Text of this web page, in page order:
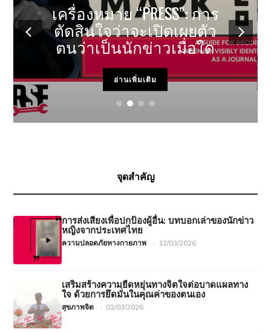
เครื่องหมาย “PRESS”: การ
ตัดสินใจว่าจะเปิดเผยตัว
ตนว่าเป็นนักข่าวเมื่อใด
อ่านเพิ่มเติม
จุดสำคัญ
การส่งเสียงเพื่อปกป้องผู้อื่น: บทบอกเล่าของนักข่าว
หญิงจากประเทศไทย
ความปลอดภัยทางกายภาพ · 12/03/2026
เสริมสร้างความยืดหยุ่นทางจิตใจต่อบาดแผลทาง
ใจ ด้วยการยึดมั่นในคุณค่าของตนเอง
สุขภาพจิต · 02/03/2026